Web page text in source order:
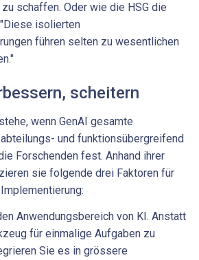
schaffen. Oder wie die HSG die
isolierten
führen selten zu wesentlichen
scheitern
wenn GenAI gesamte
und funktionsübergreifend
Forschenden fest. Anhand ihrer
sie folgende drei Faktoren für
Anwendungsbereich von KI. Anstatt
für einmalige Aufgaben zu
Sie es in grössere